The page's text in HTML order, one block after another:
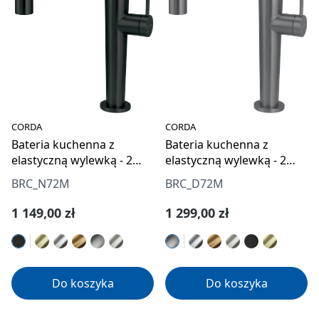
CORDA
Bateria kuchenna z
elastyczną wylewką - 2
rodzaje strumienia
BRC_N72M
Cena regularna:
1 149,00 zł
Do koszyka
CORDA
Bateria kuchenna z
elastyczną wylewką - 2
rodzaje strumienia
BRC_D72M
Cena regularna:
1 299,00 zł
Do koszyka